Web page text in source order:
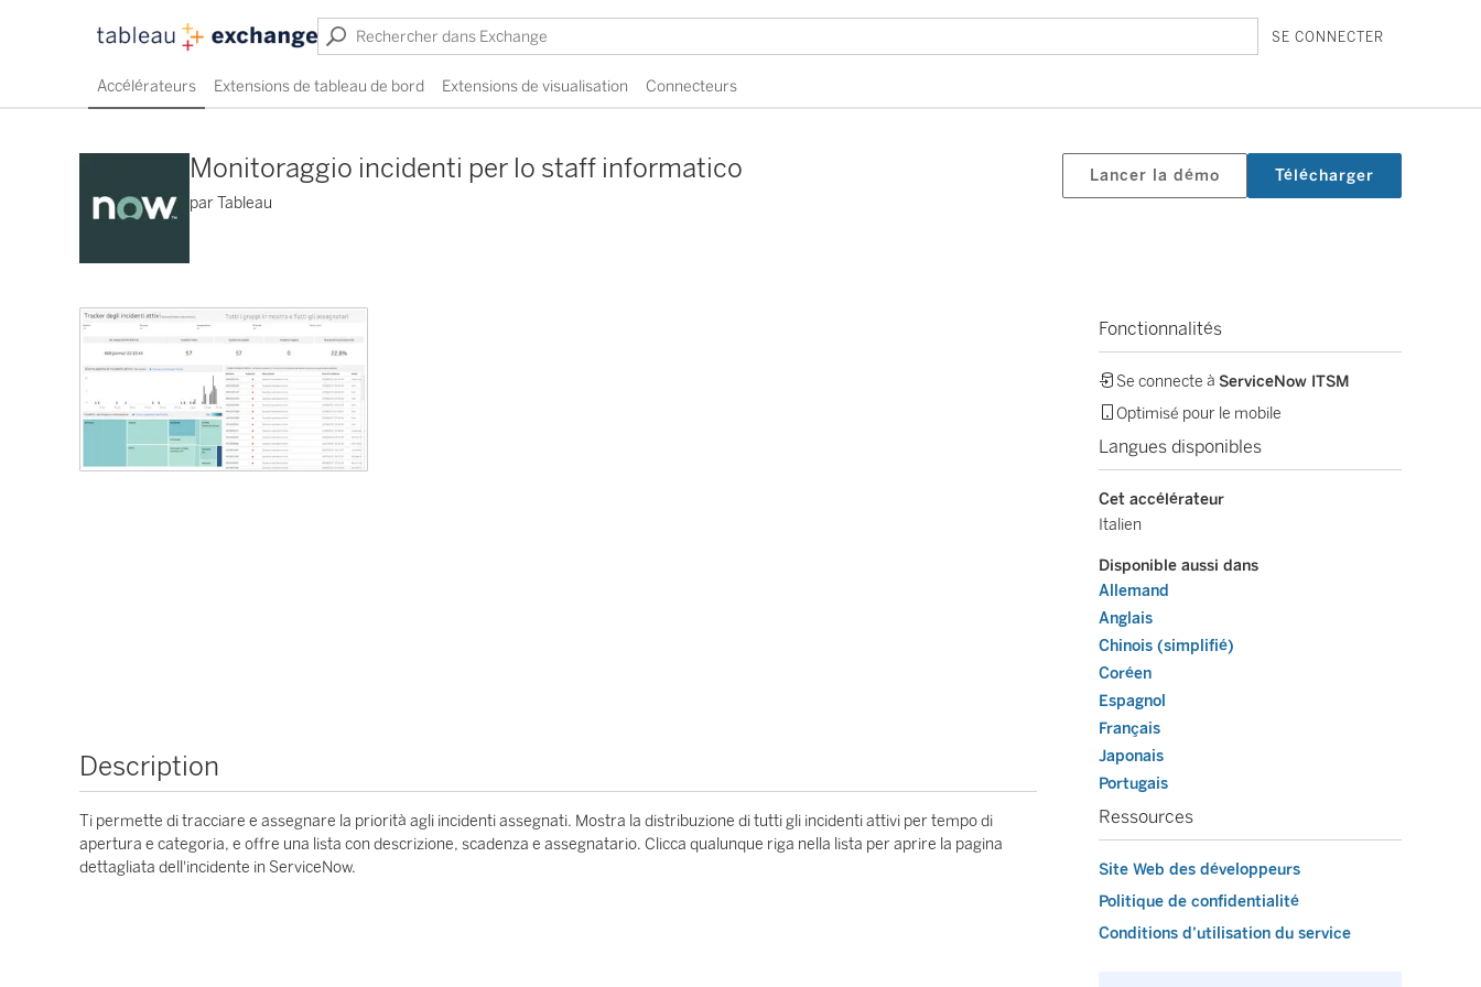
SE CONNECTER
Accélérateurs Extensions de tableau de bord Extensions de visualisation Connecteurs
Monitoraggio incidenti per lo staff informatico
par Tableau
Lancer la démo Télécharger
Description
Ti permette di tracciare e assegnare la priorità agli incidenti assegnati. Mostra la distribuzione di tutti gli incidenti attivi per tempo di
apertura e categoria, e offre una lista con descrizione, scadenza e assegnatario. Clicca qualunque riga nella lista per aprire la pagina
dettagliata dell'incidente in ServiceNow.
Fonctionnalités
Se connecte à ServiceNow ITSM
Optimisé pour le mobile
Langues disponibles
Cet accélérateur
Italien
Disponible aussi dans
Allemand
Anglais
Chinois (simplifié)
Coréen
Espagnol
Français
Japonais
Portugais
Ressources
Site Web des développeurs
Politique de confidentialité
Conditions d’utilisation du service